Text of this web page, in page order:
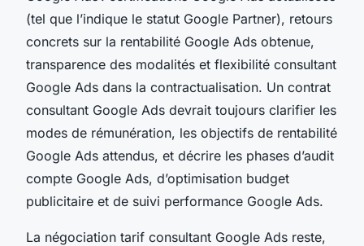
(tel que l’indique le statut Google Partner), retours
concrets sur la rentabilité Google Ads obtenue,
transparence des modalités et flexibilité consultant
Google Ads dans la contractualisation. Un contrat
consultant Google Ads devrait toujours clarifier les
modes de rémunération, les objectifs de rentabilité
Google Ads attendus, et décrire les phases d’audit
compte Google Ads, d’optimisation budget
publicitaire et de suivi performance Google Ads.
La négociation tarif consultant Google Ads reste,